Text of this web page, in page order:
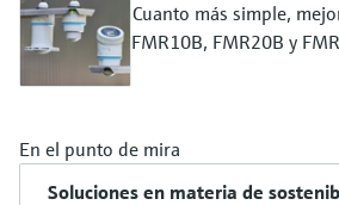
Cuanto más simple,
FMR10B, FMR20B y
En el punto de mira
Soluciones en materia de